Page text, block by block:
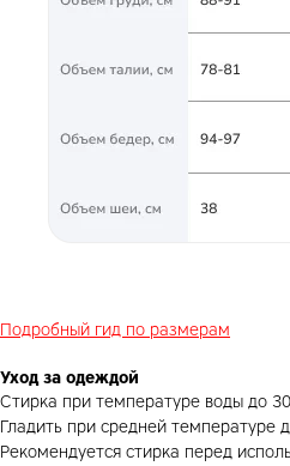
Подробный гид по размерам
Уход за одеждой
Стирка при температуре воды до
Гладить при средней температуре
Рекомендуется стирка перед